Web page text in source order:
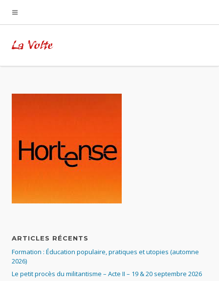
La Volte
ARTICLES RÉCENTS
Formation : Éducation populaire, pratiques et utopies (automne
2026)
Le petit procès du militantisme – Acte II – 19 & 20 septembre 2026